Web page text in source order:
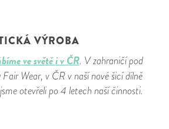
VÝROBA
ve světě i v ČR. V zahraničí pod
Wear, v ČR v naší nové šicí dílně
otevřeli po 4 letech naší činnosti.